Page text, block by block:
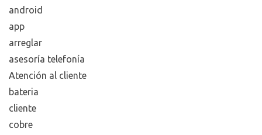
android
app
arreglar
asesoría telefonía
Atención al cliente
bateria
cliente
cobre